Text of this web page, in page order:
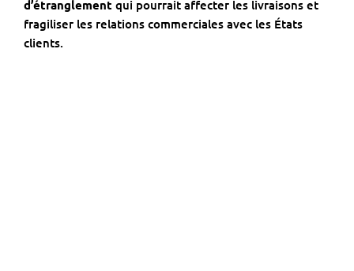
d’étranglement qui pourrait affecter les livraisons et
fragiliser les relations commerciales avec les États
clients.